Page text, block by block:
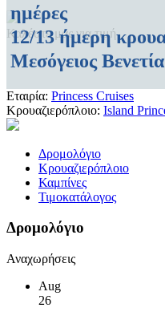
Καλέστε μας για τιμή
ημέρες
12/13 ήμερη
Μεσόγειος
Εταιρία: Princess Cruises
Κρουαζιερόπλοιο: Island
Δρομολόγιο
Κρουαζιερόπλοιο
Καμπίνες
Τιμοκατάλογος
Δρομολόγιο
Αναχωρήσεις
Aug
26